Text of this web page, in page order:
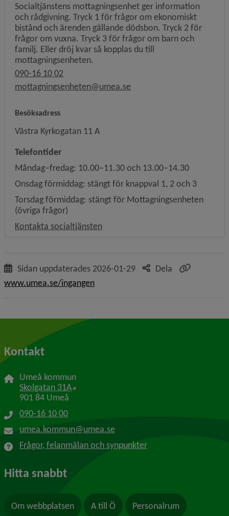
Socialtjänstens mottagningsenhet ger information
och rådgivning. Tryck 1 för frågor om ekonomiskt
bistånd och ärenden gällande dödsbon. Tryck 2 för
frågor om vuxna. Tryck 3 för frågor om barn och
familj. Eller dröj kvar så kopplas du till
mottagningsenheten.
090-16 10 02
mottagningsenheten@umea.se
Besöksadress
Västra Kyrkogatan 11 A
Telefontider
Måndag–fredag: 10.00–11.30 och 13.00–14.30
Onsdag förmiddag: stängt för knappval 1, 2 och 3
Torsdag förmiddag: stängt för Mottagningsenheten
(övriga frågor)
Kontakta socialtjänsten
Sidan uppdaterades 2026-01-29
Dela
www.umea.se/ingangen
Kontakt
Umeå kommun
Skolgatan 31A Länk till annan webbplats, öppnas i nytt
901 84 Umeå
090-16 10 00
umea.kommun@umea.se
Frågor, felanmälan och synpunkter
Hitta snabbt
Om webbplatsen A till Ö Personalrum